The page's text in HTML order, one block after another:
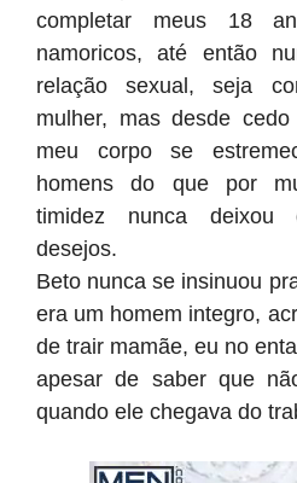
completar meus 18
namoricos, até então
relação sexual, seja
mulher, mas desde
meu corpo se
homens do que por
timidez nunca deixou
desejos.
Beto nunca se insinuou
era um homem integro,
de trair mamãe, eu no
apesar de saber que
quando ele chegava do